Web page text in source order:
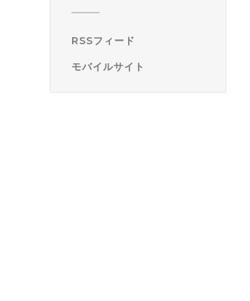
RSSフィード
モバイルサイト